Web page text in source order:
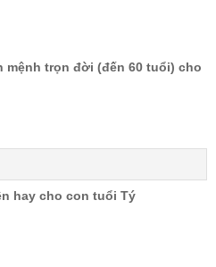
mệnh trọn đời (đến 60 tuổi) cho
hay cho con tuổi Tý